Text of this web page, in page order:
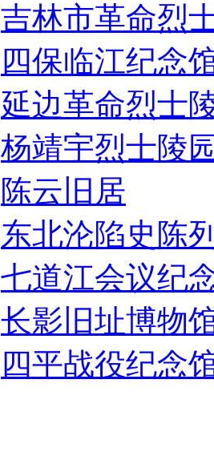
吉林市革命烈
四保临江纪念
延边革命烈士
杨靖宇烈士陵
陈云旧居
东北沦陷史陈
七道江会议纪
长影旧址博物
四平战役纪念